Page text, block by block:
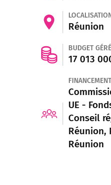
Réunion
BUDGET
17 013
FINANCEMENT
UE -
Conseil
Réunion,
Réunion